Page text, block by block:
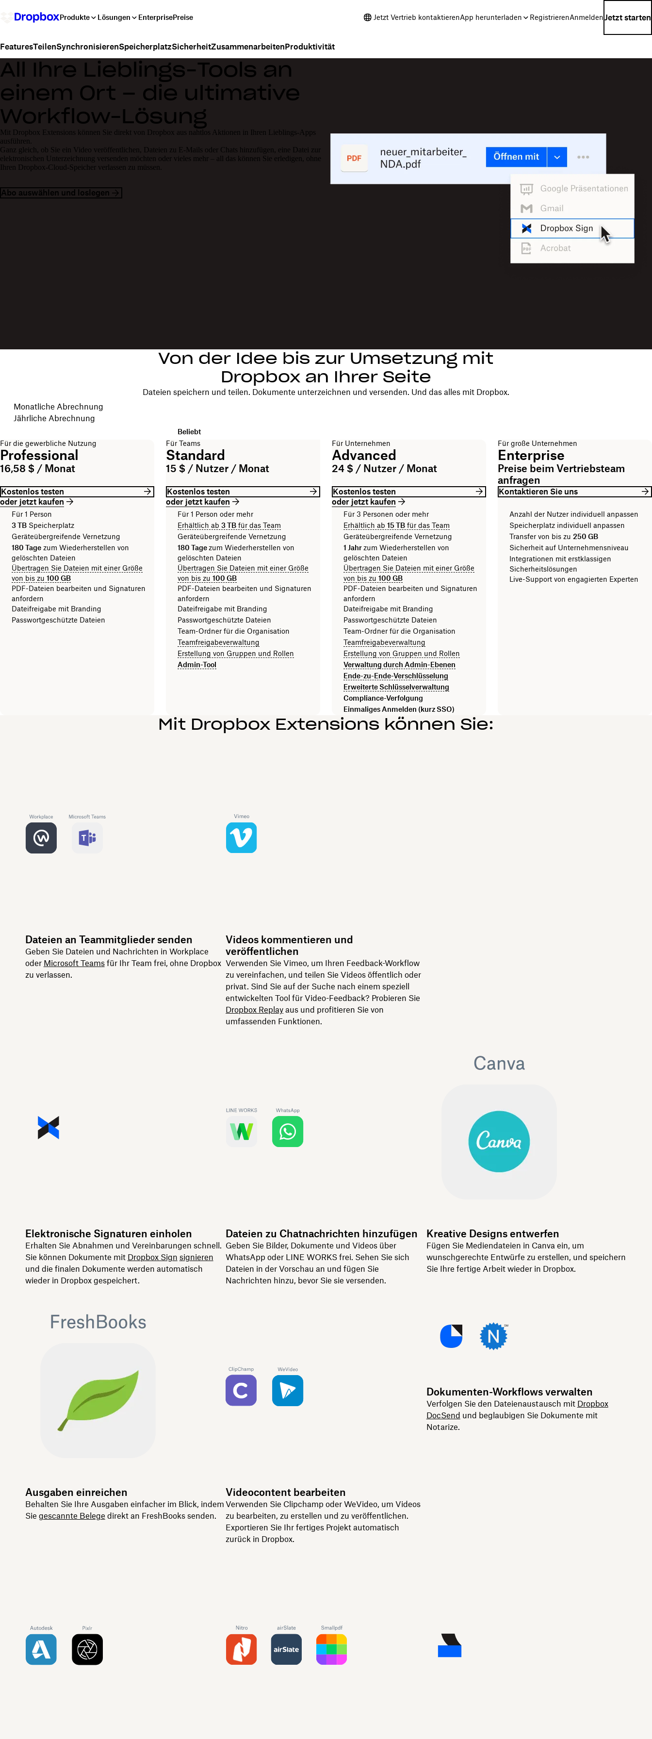
Produkte Lösungen EnterprisePreise Jetzt Vertrieb kontaktierenApp herunterladen RegistrierenAnmeldenJetzt starten
FeaturesTeilenSynchronisierenSpeicherplatzSicherheitZusammenarbeitenProduktivität
All Ihre Lieblings-Tools an
einem Ort – die ultimative
Workflow-Lösung
Mit Dropbox Extensions können Sie direkt von Dropbox aus nahtlos Aktionen in Ihren Lieblings-Apps
ausführen.
Ganz gleich, ob Sie ein Video veröffentlichen, Dateien zu E-Mails oder Chats hinzufügen, eine Datei zur
elektronischen Unterzeichnung versenden möchten oder vieles mehr – all das können Sie erledigen, ohne
Ihren Dropbox-Cloud-Speicher verlassen zu müssen.
Abo auswählen und loslegen
Von der Idee bis zur Umsetzung mit
Dropbox an Ihrer Seite
Dateien speichern und teilen. Dokumente unterzeichnen und versenden. Und das alles mit Dropbox.
Ihren Abrechnungszeitraum wählen
Monatliche Abrechnung
Jährliche Abrechnung
Für die gewerbliche Nutzung
Professional
16,58 $ / Monat
Kostenlos testen
oder jetzt kaufen
Für 1 Person
3 TB Speicherplatz
Geräteübergreifende Vernetzung
180 Tage zum Wiederherstellen von
gelöschten Dateien
Übertragen Sie Dateien mit einer Größe
von bis zu 100 GB
PDF-Dateien bearbeiten und Signaturen
anfordern
Dateifreigabe mit Branding
Passwortgeschützte Dateien
Beliebt
Für Teams
Standard
15 $ / Nutzer / Monat
Kostenlos testen
oder jetzt kaufen
Für 1 Person oder mehr
Erhältlich ab 3 TB für das Team
Geräteübergreifende Vernetzung
180 Tage zum Wiederherstellen von
gelöschten Dateien
Übertragen Sie Dateien mit einer Größe
von bis zu 100 GB
PDF-Dateien bearbeiten und Signaturen
anfordern
Dateifreigabe mit Branding
Passwortgeschützte Dateien
Team-Ordner für die Organisation
Teamfreigabeverwaltung
Erstellung von Gruppen und Rollen
Admin-Tool
Für Unternehmen
Advanced
24 $ / Nutzer / Monat
Kostenlos testen
oder jetzt kaufen
Für 3 Personen oder mehr
Erhältlich ab 15 TB für das Team
Geräteübergreifende Vernetzung
1 Jahr zum Wiederherstellen von
gelöschten Dateien
Übertragen Sie Dateien mit einer Größe
von bis zu 100 GB
PDF-Dateien bearbeiten und Signaturen
anfordern
Dateifreigabe mit Branding
Passwortgeschützte Dateien
Team-Ordner für die Organisation
Teamfreigabeverwaltung
Erstellung von Gruppen und Rollen
Verwaltung durch Admin-Ebenen
Ende-zu-Ende-Verschlüsselung
Erweiterte Schlüsselverwaltung
Compliance-Verfolgung
Einmaliges Anmelden (kurz SSO)
Für große Unternehmen
Enterprise
Preise beim Vertriebsteam
anfragen
Kontaktieren Sie uns
Anzahl der Nutzer individuell anpassen
Speicherplatz individuell anpassen
Transfer von bis zu 250 GB
Sicherheit auf Unternehmensniveau
Integrationen mit erstklassigen
Sicherheitslösungen
Live-Support von engagierten Experten
Mit Dropbox Extensions können Sie:
Dateien an Teammitglieder senden
Geben Sie Dateien und Nachrichten in Workplace
oder Microsoft Teamsfür Ihr Team frei, ohne Dropbox
zu verlassen.
Videos kommentieren und
veröffentlichen
Verwenden Sie Vimeo, um Ihren Feedback-Workflow
zu vereinfachen, und teilen Sie Videos öffentlich oder
privat. Sind Sie auf der Suche nach einem speziell
entwickelten Tool für Video-Feedback? Probieren Sie
Dropbox Replay aus und profitieren Sie von
umfassenden Funktionen.
Elektronische Signaturen einholen
Erhalten Sie Abnahmen und Vereinbarungen schnell.
Sie können Dokumente mit Dropbox Sign signieren
und die finalen Dokumente werden automatisch
wieder in Dropbox gespeichert.
Dateien zu Chatnachrichten hinzufügen
Geben Sie Bilder, Dokumente und Videos über
WhatsApp oder LINE WORKS frei. Sehen Sie sich
Dateien in der Vorschau an und fügen Sie
Nachrichten hinzu, bevor Sie sie versenden.
Kreative Designs entwerfen
Fügen Sie Mediendateien in Canva ein, um
wunschgerechte Entwürfe zu erstellen, und speichern
Sie Ihre fertige Arbeit wieder in Dropbox.
Ausgaben einreichen
Behalten Sie Ihre Ausgaben einfacher im Blick, indem
Sie gescannte Belege direkt an FreshBooks senden.
Videocontent bearbeiten
Verwenden Sie Clipchamp oder WeVideo, um Videos
zu bearbeiten, zu erstellen und zu veröffentlichen.
Exportieren Sie Ihr fertiges Projekt automatisch
zurück in Dropbox.
Dokumenten-Workflows verwalten
Verfolgen Sie den Dateienaustausch mit Dropbox
DocSend und beglaubigen Sie Dokumente mit
Notarize.